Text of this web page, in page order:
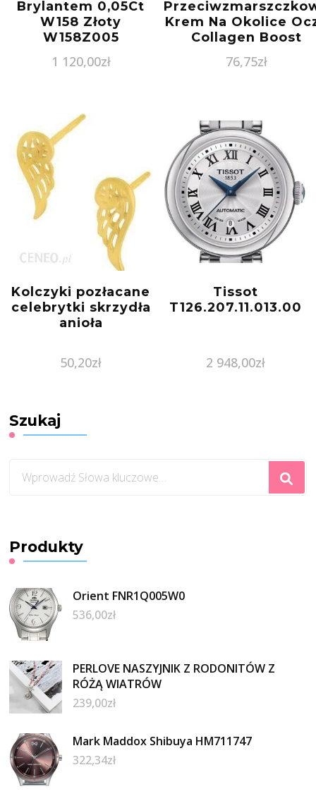
Brylantem 0,05Ct
W158 Złoty
W158Z005
1 120,00zł
Krem Na Okolice
Collagen Boost
Perfecting Eye
30 Ml
76,75zł
Kolczyki pozłacane
celebrytki skrzydła
anioła
50,20zł
Tissot
T126.207.11.013.00
2 948,00zł
Szukaj
czegoś?
Produkty
Orient FNR1Q005W0
536,00zł
PERLOVE NASZYJNIK Z RODONITÓW Z
RÓŻĄ WIATRÓW
239,00zł
Mark Maddox Shibuya HM711747
322,34zł